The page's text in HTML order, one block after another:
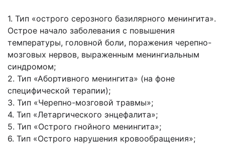
1. Тип «острого серозного базилярного менингита».
Острое начало заболевания с повышения
температуры, головной боли, поражения черепно-
мозговых нервов, выраженным менингиальным
синдромом;
2. Тип «Абортивного менингита» (на фоне
специфической терапии);
3. Тип «Черепно-мозговой травмы»;
4. Тип «Летаргического энцефалита»;
5. Тип «Острого гнойного менингита»;
6. Тип «Острого нарушения кровообращения»;